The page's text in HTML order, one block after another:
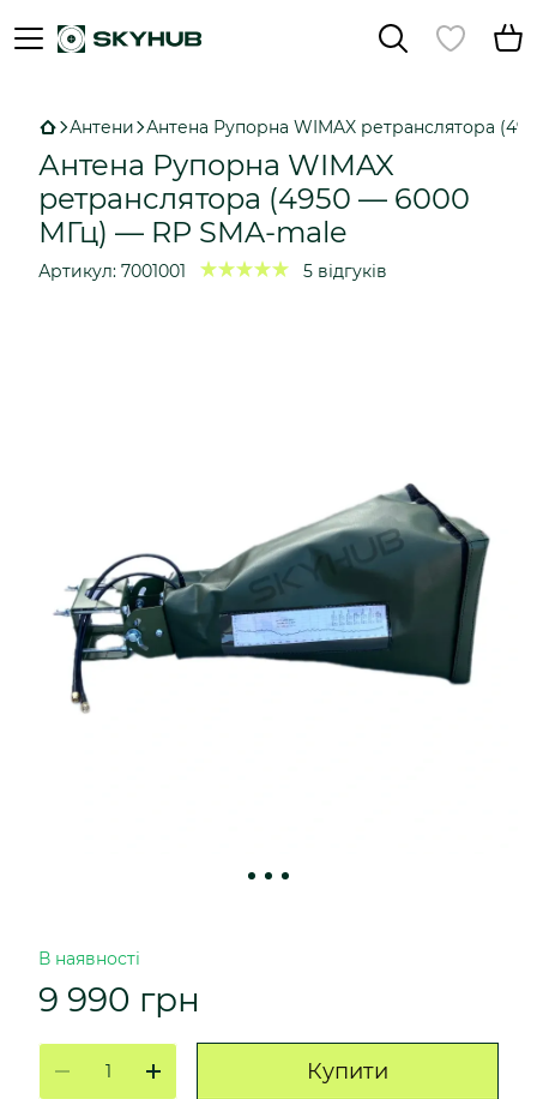
Антени Антена Рупорна WIMAX ретранслятора
Антена Рупорна WIMAX
ретранслятора (4950 — 6000
МГц) — RP SMA-male
Артикул: 7001001 5 відгуків
В наявності
9 990 грн
Купити